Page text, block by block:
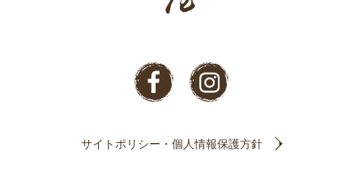
サイトポリシー・個人情報保護方針